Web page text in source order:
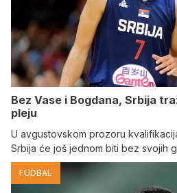
Bez Vase i Bogdana, Srbija
pleju
U avgustovskom prozoru
Srbija će još jednom biti bez svojih
FUDBAL